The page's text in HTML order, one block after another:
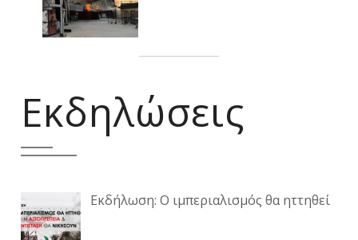
Εκδηλώσεις
Εκδήλωση: Ο ιμπεριαλισμός θα ηττηθεί